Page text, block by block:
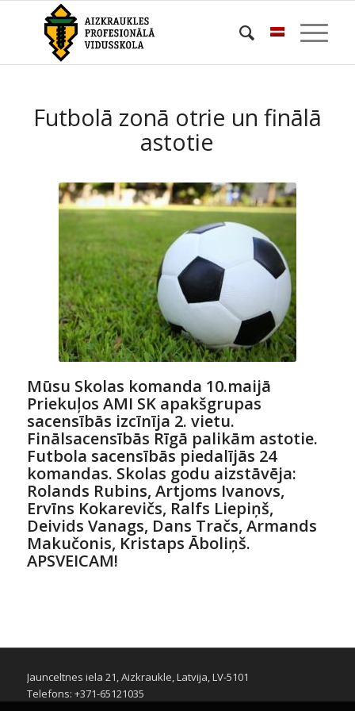
Futbolā zonā otrie un finālā
astotie
Mūsu Skolas komanda 10.maijā
Priekuļos AMI SK apakšgrupas
sacensībās izcīnīja 2. vietu.
Finālsacensībās Rīgā palikām astotie.
Futbola sacensībās piedalījās 24
komandas. Skolas godu aizstāvēja:
Rolands Rubins, Artjoms Ivanovs,
Ervīns Kokarevičs, Ralfs Liepiņš,
Deivids Vanags, Dans Tračs, Armands
Makučonis, Kristaps Āboliņš.
APSVEICAM!
Jaunceltnes iela 21, Aizkraukle, Latvija, LV-5101
Telefons: +371-65121035